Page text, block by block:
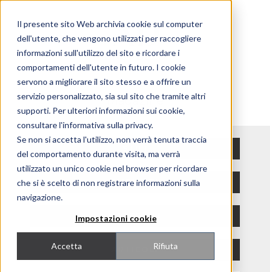
Il presente sito Web archivia cookie sul computer
dell'utente, che vengono utilizzati per raccogliere
informazioni sull'utilizzo del sito e ricordare i
comportamenti dell'utente in futuro. I cookie
servono a migliorare il sito stesso e a offrire un
servizio personalizzato, sia sul sito che tramite altri
supporti. Per ulteriori informazioni sui cookie,
consultare l'informativa sulla privacy.
Se non si accetta l'utilizzo, non verrà tenuta traccia
del comportamento durante visita, ma verrà
utilizzato un unico cookie nel browser per ricordare
che si è scelto di non registrare informazioni sulla
navigazione.
Impostazioni cookie
Accetta Rifiuta
Magazine
AMBIENTI
MATERIALI
ARTICOLI